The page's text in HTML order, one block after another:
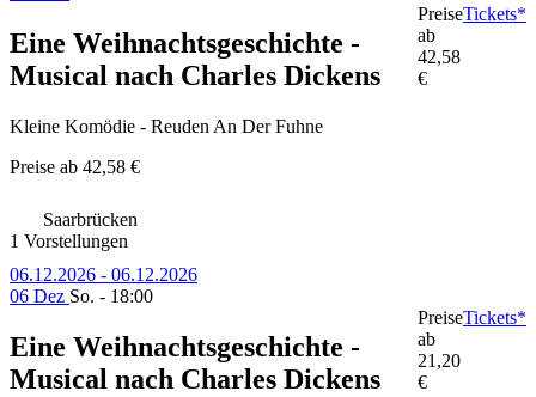
Eine Weihnachtsgeschichte -
Musical nach Charles Dickens
Kleine Komödie - Reuden An Der Fuhne
Preise ab 42,58 €
Preise
ab
42,58
€
Tickets*
Saarbrücken
1 Vorstellungen
06.12.2026 - 06.12.2026
06 Dez So. - 18:00
Eine Weihnachtsgeschichte -
Musical nach Charles Dickens
Preise
ab
21,20
€
Tickets*